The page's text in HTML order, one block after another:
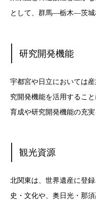
として、群馬―栃木―茨城
研究開発機能
宇都宮や日立においては
究開発機能を活用するこ
育成や研究開発機能の充実
観光資源
北関東は、世界遺産に登
史・文化や、奥日光・那